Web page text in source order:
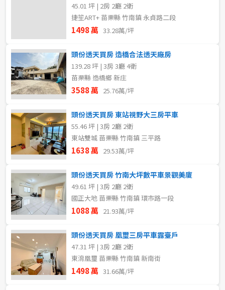
45.01 坪 | 2房 2廳 2衛
捷笙ART+ 苗栗縣 竹南鎮 永貞路二段
1498 萬 33.28萬/坪
頭份透天買房 造橋合法透天廠房
139.28 坪 | 3房 3廳 4衛
苗栗縣 造橋鄉 新庄
3588 萬 25.76萬/坪
頭份透天買房 東站視野大三房平車
55.46 坪 | 3房 2廳 2衛
東站雙城 苗栗縣 竹南鎮 三平路
1638 萬 29.53萬/坪
頭份透天買房 竹南大坪數平車景觀美廈
49.61 坪 | 3房 2廳 2衛
國正大地 苗栗縣 竹南鎮 環市路一段
1088 萬 21.93萬/坪
頭份透天買房 凰璽三房平車露臺戶
47.31 坪 | 3房 2廳 2衛
東淯凰璽 苗栗縣 竹南鎮 新南街
1498 萬 31.66萬/坪